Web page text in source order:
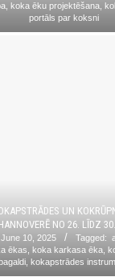
, koka ēku projektēšana,
portāls par koksni
UN
NO 26. LĪDZ
June 10, 2025 Tagged:
ēkas koka karkasa ēka
, kokapstrādes